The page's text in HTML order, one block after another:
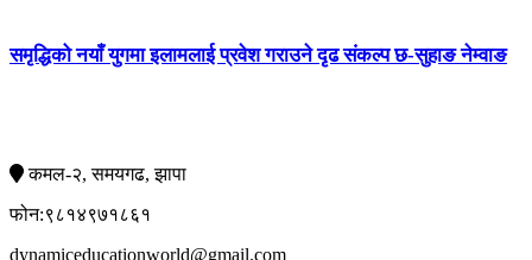
समृद्धिको नयाँ युगमा इलामलाई प्रवेश गराउने दृढ संकल्प छ-सुहाङ नेम्वाङ
कमल-२, समयगढ, झापा
फोन:९८१४९७१८६१
dynamiceducationworld@gmail.com